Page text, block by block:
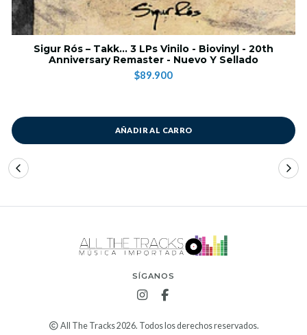
Sigur Rós – Takk... 3 LPs Vinilo - Biovinyl - 20th
Anniversary Remaster - Nuevo Y Sellado
$89.900
AÑADIR AL CARRO
SÍGANOS
All The Tracks 2026. Todos los derechos reservados.